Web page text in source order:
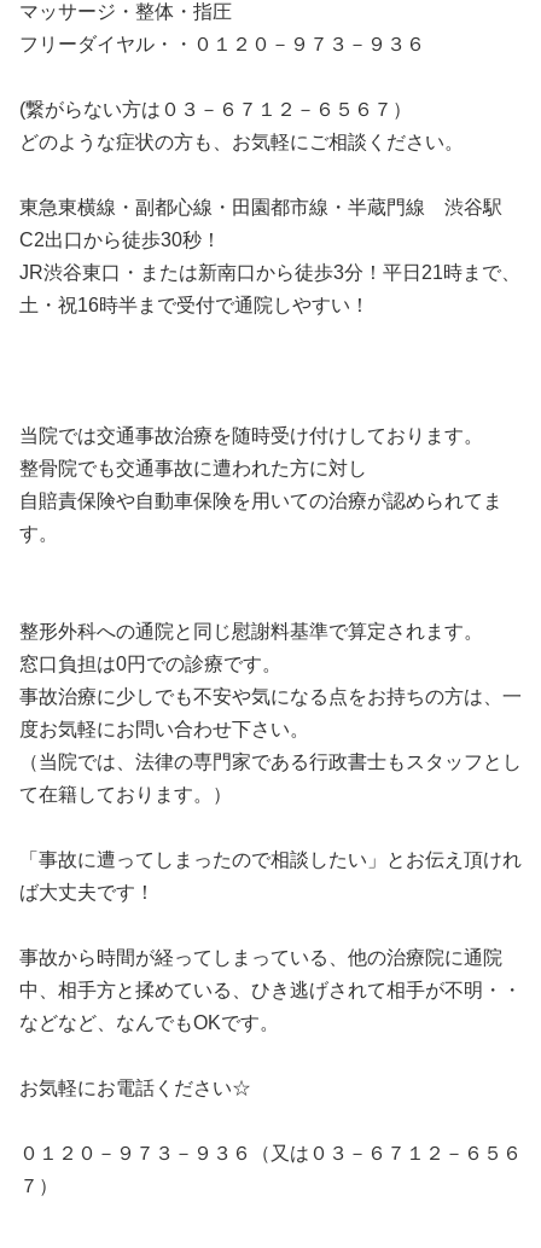
マッサージ・整体・指圧
フリーダイヤル・・０１２０－９７３－９３６
(繋がらない方は０３－６７１２－６５６７）
どのような症状の方も、お気軽にご相談ください。
東急東横線・副都心線・田園都市線・半蔵門線 渋谷駅
C2出口から徒歩30秒！
JR渋谷東口・または新南口から徒歩3分！平日21時まで、
土・祝16時半まで受付で通院しやすい！
当院では交通事故治療を随時受け付けしております。
整骨院でも交通事故に遭われた方に対し
自賠責保険や自動車保険を用いての治療が認められてま
す。
整形外科への通院と同じ慰謝料基準で算定されます。
窓口負担は0円での診療です。
事故治療に少しでも不安や気になる点をお持ちの方は、一
度お気軽にお問い合わせ下さい。
（当院では、法律の専門家である行政書士もスタッフとし
て在籍しております。）
「事故に遭ってしまったので相談したい」とお伝え頂けれ
ば大丈夫です！
事故から時間が経ってしまっている、他の治療院に通院
中、相手方と揉めている、ひき逃げされて相手が不明・・
などなど、なんでもOKです。
お気軽にお電話ください☆
０１２０－９７３－９３６（又は０３－６７１２－６５６
７）